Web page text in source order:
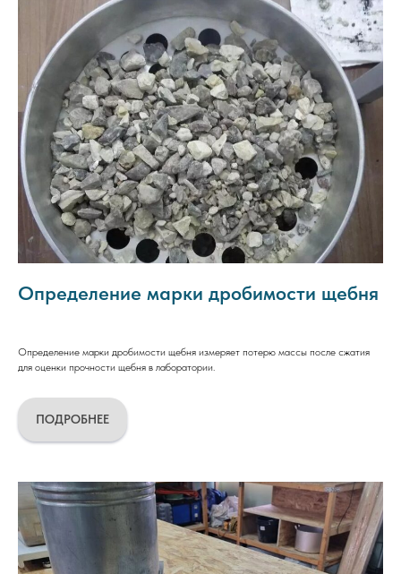
Определение марки дробимости щебня
Определение марки дробимости щебня измеряет потерю массы после сжатия
для оценки прочности щебня в лаборатории.
ПОДРОБНЕЕ